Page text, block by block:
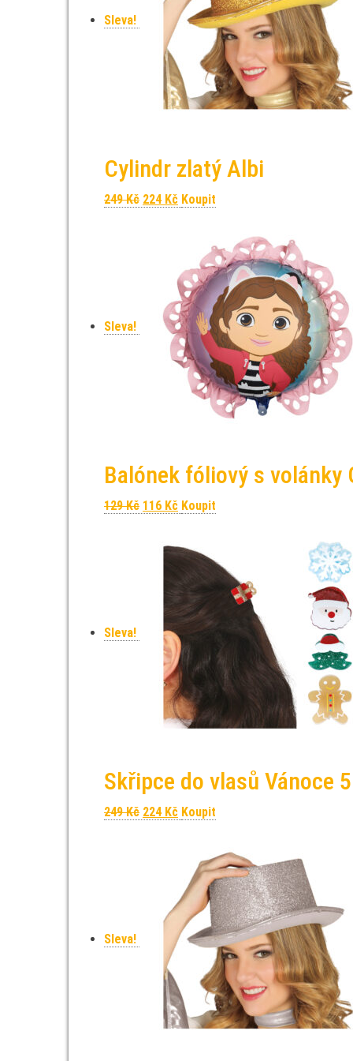
Sleva!
Cylindr zlatý Albi
249Kč Původní cena byla: 249 Kč.
224 KčAktuální cena je: 224 Kč.
Koupit
Sleva!
Balónek fóliový s volánky
129Kč Původní cena byla: 129 Kč.
116 KčAktuální cena je: 116 Kč.
Koupit
Sleva!
Skřipce do vlasů Vánoce
249Kč Původní cena byla: 249 Kč.
224 KčAktuální cena je: 224 Kč.
Koupit
Sleva!